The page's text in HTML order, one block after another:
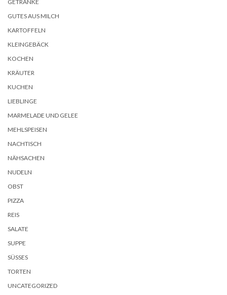
GETRÄNKE
GUTES AUS MILCH
KARTOFFELN
KLEINGEBÄCK
KOCHEN
KRÄUTER
KUCHEN
LIEBLINGE
MARMELADE UND GELEE
MEHLSPEISEN
NACHTISCH
NÄHSACHEN
NUDELN
OBST
PIZZA
REIS
SALATE
SUPPE
SÜSSES
TORTEN
UNCATEGORIZED